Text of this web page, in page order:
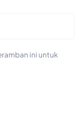
ini untuk